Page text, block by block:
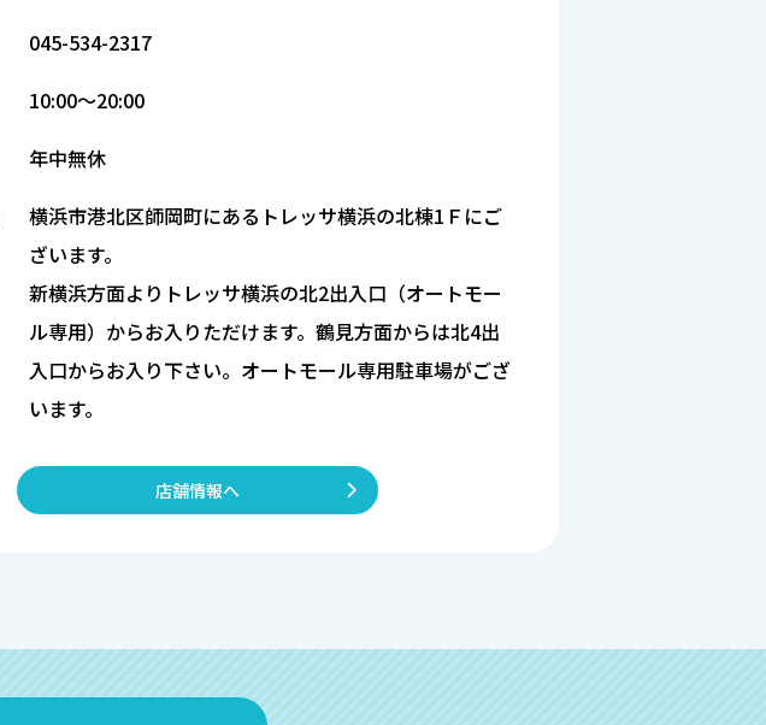
045-534-2317
10:00～20:00
年中無休
横浜市港北区師岡町にあるトレッサ横浜の北棟1Ｆにご
ざいます。
新横浜方面よりトレッサ横浜の北2出入口（オートモー
ル専用）からお入りただけます。鶴見方面からは北4出
入口からお入り下さい。オートモール専用駐車場がござ
います。
店舗情報へ